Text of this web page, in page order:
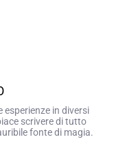
in diversi
scrivere di tutto
fonte di magia.